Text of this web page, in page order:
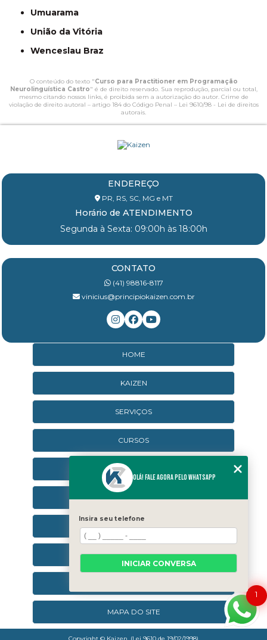
Umuarama
União da Vitória
Wenceslau Braz
O conteúdo do texto "Curso para Practitioner em Programação
Neurolinguística Castro" é de direito reservado. Sua reprodução, parcial ou total,
mesmo citando nossos links, é proibida sem a autorização do autor. Crime de
violação de direito autoral – artigo 184 do Código Penal – Lei 9610/98 - Lei de direitos
autorais.
ENDEREÇO
PR, RS, SC, MG e MT
Horário de ATENDIMENTO
Segunda à Sexta: 09:00h às 18:00h
CONTATO
(41) 98816-8117
vinicius@principiokaizen.com.br
HOME
KAIZEN
SERVIÇOS
CURSOS
CURSOS ONLINE
AGENDA
CONTATO
CATEGORIAS
MAPA DO SITE
1
Olá! Fale agora pelo WhatsApp
Insira seu telefone
INICIAR CONVERSA